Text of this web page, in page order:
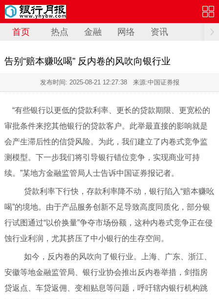
首页 热点 金融 网络 资讯
告别“赔本赚吆喝” 反内卷的风吹向银行业
发布时间: 2025-08-21 12:27:38 来源:中国证券报
“有些银行以更低的贷款利率、更长的贷款期限、更宽松的
审批条件来挖其他银行的贷款客户。此举最直接的影响就是
会产生滞后性的信贷风险。为此，我们建立了内卷式竞争监
测模型。下一步我们将引导银行错位竞争，实现商业可持
续。”某地方金融监管局人士告诉中国证券报记者。
贷款利率下行快，存款利率降不动，银行陷入“赔本赚吆
喝”的境地。由于产品服务创新不足导致高度同质化，部分银
行试图通过“以价换量”争夺市场份额，这种内卷式竞争正在侵
蚀行业利润，尤其挤压了中小银行的生存空间。
如今，反内卷的风吹向了银行业。上海、广东、浙江、
安徽等地金融监管局、银行业协会推出反内卷举措，剑指房
贷返点、车贷返佣、变相贴息等问题，呼吁辖内银行机构跳